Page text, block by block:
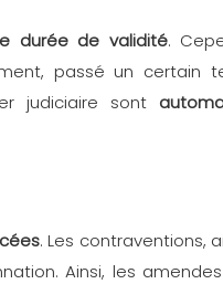
durée de validité.
passé un certain
judiciaire sont
. Les contraventions,
Ainsi, les amendes